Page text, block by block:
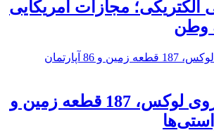
الکتریکی؛ مجازات آمریکایی
وطن
توقیف 86خودروی لوکس، 187 قطعه زمین و